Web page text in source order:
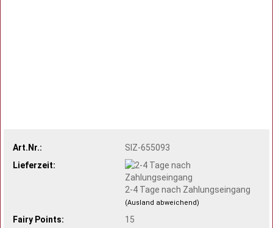
Art.Nr.:
SIZ-655093
Lieferzeit:
2-4 Tage nach Zahlungseingang
(Ausland abweichend)
Fairy Points: 15